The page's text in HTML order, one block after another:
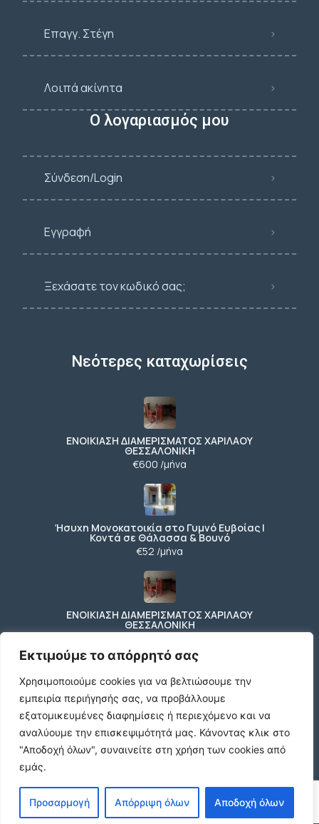
Εκτιμούμε το απόρρητό σας
Χρησιμοποιούμε cookies για να βελτιώσουμε την
εμπειρία περιήγησής σας, να προβάλλουμε
εξατομικευμένες διαφημίσεις ή περιεχόμενο και να
αναλύουμε την επισκεψιμότητά μας. Κάνοντας κλικ στο
"Αποδοχή όλων", συναινείτε στη χρήση των cookies από
εμάς.
Προσαρμογή Απόρριψη όλων Αποδοχή όλων
Επαγγ. Στέγη
Λοιπά ακίνητα
Ο λογαριασμός μου
Σύνδεση/Login
Εγγραφή
Ξεχάσατε τον κωδικό σας;
Νεότερες καταχωρίσεις
ΕΝΟΙΚΙΑΣΗ ΔΙΑΜΕΡΙΣΜΑΤΟΣ ΧΑΡΙΛΑΟΥ
ΘΕΣΣΑΛΟΝΙΚΗ
€600 /μήνα
Ήσυχη Μονοκατοικία στο Γυμνό Ευβοίας |
Κοντά σε Θάλασσα & Βουνό
€52 /μήνα
ΕΝΟΙΚΙΑΣΗ ΔΙΑΜΕΡΙΣΜΑΤΟΣ ΧΑΡΙΛΑΟΥ
ΘΕΣΣΑΛΟΝΙΚΗ
Κωδικος ακινητου Μ480 καταστημα στον
Ευοσμο
€500 /μήνα
© 2026 agx.gr. All rights reserved.